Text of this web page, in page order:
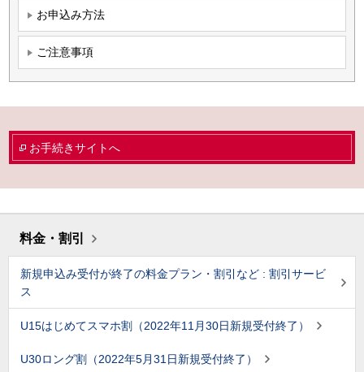
お申込み方法
ご注意事項
お手続きサイトへ
料金・割引
新規申込み受付が終了の料金プラン・割引など : 割引サービ
ス
U15はじめてスマホ割（2022年11月30日新規受付終了）
U30ロング割（2022年5月31日新規受付終了）